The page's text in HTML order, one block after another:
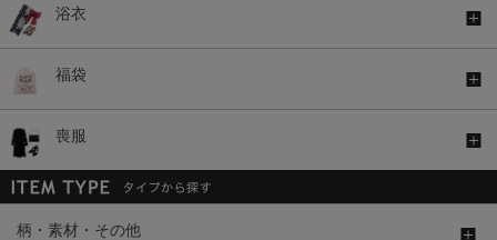
浴衣
福袋
喪服
柄・素材・その他